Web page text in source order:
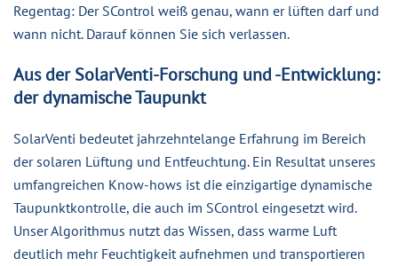
Regentag: Der SControl weiß genau, wann er lüften darf und
wann nicht. Darauf können Sie sich verlassen.
Aus der SolarVenti-Forschung und -Entwicklung:
der dynamische Taupunkt
SolarVenti bedeutet jahrzehntelange Erfahrung im Bereich
der solaren Lüftung und Entfeuchtung. Ein Resultat unseres
umfangreichen Know-hows ist die einzigartige dynamische
Taupunktkontrolle, die auch im SControl eingesetzt wird.
Unser Algorithmus nutzt das Wissen, dass warme Luft
deutlich mehr Feuchtigkeit aufnehmen und transportieren